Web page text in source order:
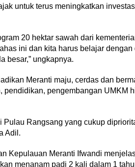
untuk terus meningkatkan
20 hektar sawah dari
ini dan kita harus belajar dengan
besar,” ungkapnya.
Meranti maju, cerdas dan
pendidikan, pengembangan UMKM
Pulau Rangsang yang cukup
Adil.
Kepulauan Meranti Ifwandi
menanam padi 2 kali dalam 1